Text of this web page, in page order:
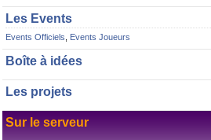
Les Events
Events Officiels Events Joueurs
Boîte à idées
Les projets
Sur le serveur